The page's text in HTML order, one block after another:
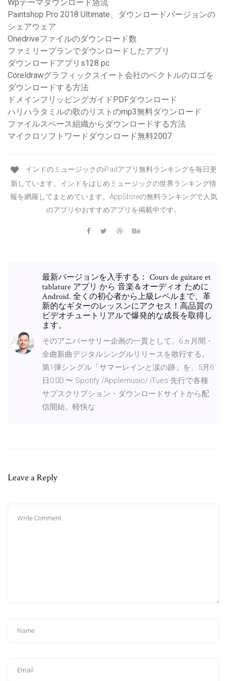
Wpテーマダウンロード急流
Paintshop Pro 2018 Ultimate、ダウンロードバージョンの
シェアウェア
Onedriveファイルのダウンロード数
ファミリープランでダウンロードしたアプリ
ダウンロードアプリs128 pc
Coreldrawグラフィックスイート会社のベクトルのロゴを
ダウンロードする方法
ドメインフリッピングガイドPDFダウンロード
ハリハラタミルの歌のリストのmp3無料ダウンロード
ファイルスペース組織からダウンロードする方法
マイクロソフトワードダウンロード無料2007
インドのミュージックのiPadアプリ無料ランキングを毎日更
新しています。インドをはじめミュージックの世界ランキング情
報を網羅してまとめています。AppStoreの無料ランキングで人気
のアプリやおすすめアプリを掲載中です。
最新バージョンを入手する： Cours de guitare et
tablature アプリ から 音楽＆オーディオ ために
Android. 全くの初心者から上級レベルまで、革
新的なギターのレッスンにアクセス！高品質の
ビデオチュートリアルで爆発的な成長を取得し
ます。
そのアニバーサリー企画の一貫として、6ヵ月間・
全曲新曲デジタルシングルリリースを敢行する。
第1弾シングル「サマーレインと涙の跡」を、5月6
日0:00 〜 Spotify /Applemusic/ iTues 先行で各種
サブスクリプション・ダウンロードサイトから配
信開始。軽快な
Leave a Reply